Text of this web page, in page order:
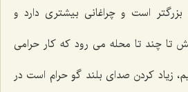
است و چراغانی بیشتری دارد و
تا چند تا محله می رود که کار حرامی
زیاد کردن صدای بلند گو حرام است در